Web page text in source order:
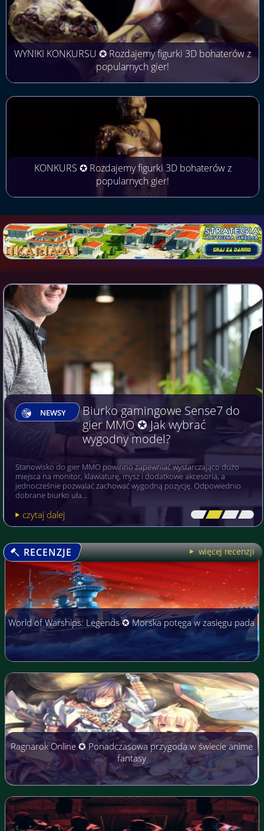
WYNIKI KONKURSU ✪ Rozdajemy figurki 3D bohaterów z
popularnych gier!
KONKURS ✪ Rozdajemy figurki 3D bohaterów z
popularnych gier!
NEWSY
Biurko gamingowe Sense7 do
gier MMO ✪ Jak wybrać
wygodny model?
Stanowisko do gier MMO powinno zapewniać wystarczająco dużo
miejsca na monitor, klawiaturę, mysz i dodatkowe akcesoria, a
jednocześnie pozwalać zachować wygodną pozycję. Odpowiednio
dobrane biurko uła…
czytaj dalej [\ \\ \\ \]
RECENZJE więcej recenzji
World of Warships: Legends ✪ Morska potęga w zasięgu pada
Ragnarok Online ✪ Ponadczasowa przygoda w świecie anime
fantasy